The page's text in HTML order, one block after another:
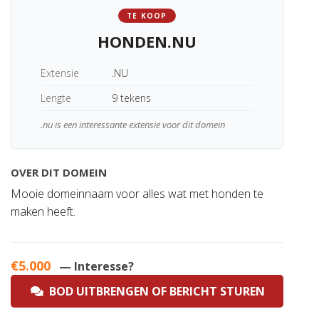
TE KOOP
HONDEN.NU
Extensie
.NU
Lengte
9 tekens
.nu is een interessante extensie voor dit domein
OVER DIT DOMEIN
Mooie domeinnaam voor alles wat met honden te
maken heeft.
€5.000 — Interesse?
BOD UITBRENGEN OF BERICHT STUREN